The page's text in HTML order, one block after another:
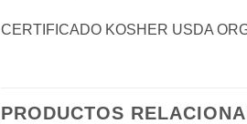
CERTIFICADO KOSHER USDA
PRODUCTOS